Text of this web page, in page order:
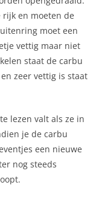
en moeten de
moet een
vettig maar niet
staat de carbu
zeer vettig is staat
lezen valt als ze in
je de carbu
een nieuwe
nog steeds